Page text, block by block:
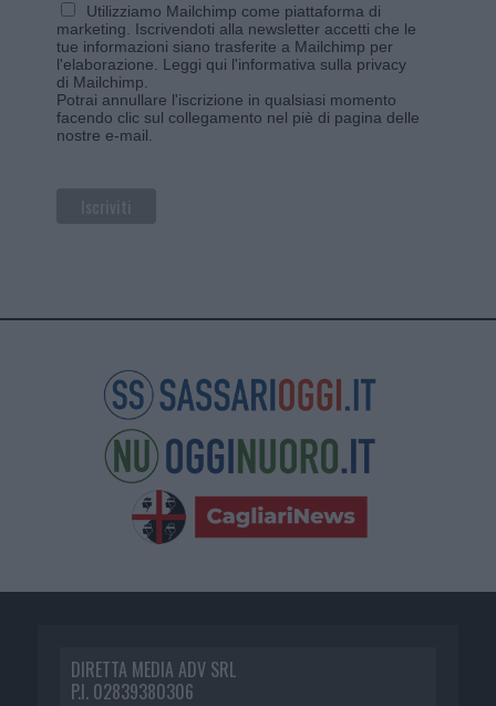
Utilizziamo Mailchimp come piattaforma di
marketing. Iscrivendoti alla newsletter accetti che le
tue informazioni siano trasferite a Mailchimp per
l'elaborazione. Leggi qui l'informativa sulla privacy
di Mailchimp
Potrai annullare l'iscrizione in qualsiasi momento
facendo clic sul collegamento nel piè di pagina delle
nostre e-mail.
DIRETTA MEDIA ADV SRL
P.I. 02839380306